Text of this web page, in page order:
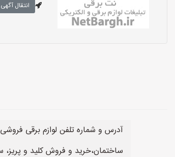
انتقال
آدرس و شماره تلفن لوازم برقی فروشی
ساختمان،خرید و فروش کلید و پریز،